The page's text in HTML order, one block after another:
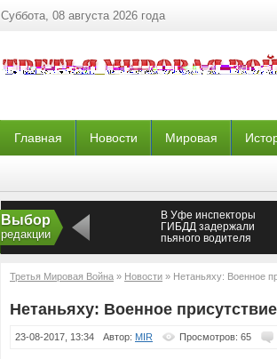
Суббота, 08 августа 2026 года
Главная Новости Мировая
Выбор
редакции
В Уфе инспекторы
ГИБДД задержали
пьяного водителя
Третья Мировая Война » Новости » Нетаньяху: Военное
Нетаньяху: Военное
23-08-2017, 13:34 Автор: MIR Просмотров: 65